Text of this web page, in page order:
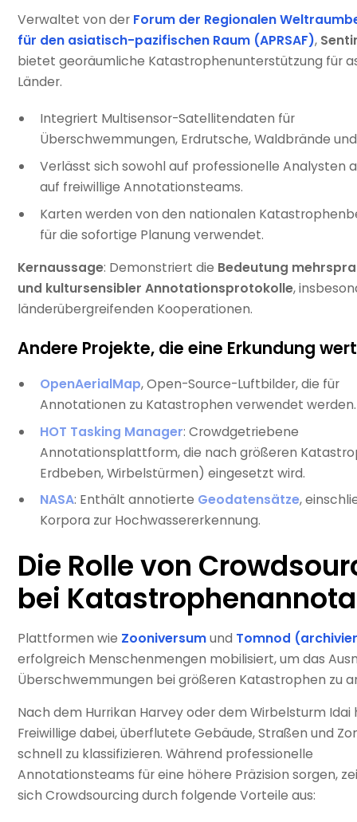
Verwaltet von der Forum der Regionalen
für den asiatisch-pazifischen Raum (APRSAF),
bietet georäumliche Katastrophenunterstützung für
Länder.
Integriert Multisensor-Satellitendaten für
Überschwemmungen, Erdrutsche, Waldbrände
Verlässt sich sowohl auf professionelle Analysten
auf freiwillige Annotationsteams.
Karten werden von den nationalen
für die sofortige Planung verwendet.
Kernaussage: Demonstriert die Bedeutung
und kultursensibler Annotationsprotokolle,
länderübergreifenden Kooperationen.
Andere Projekte, die eine Erkundung
OpenAerialMap, Open-Source-Luftbilder, die für
Annotationen zu Katastrophen verwendet werden.
HOT Tasking Manager: Crowdgetriebene
Annotationsplattform, die nach größeren
Erdbeben, Wirbelstürmen) eingesetzt wird.
NASA: Enthält annotierte Geodatensätze,
Korpora zur Hochwassererkennung.
Die Rolle von
bei
Plattformen wie Zooniversumund Tomnod
erfolgreich Menschenmengen mobilisiert, um das
Überschwemmungen bei größeren Katastrophen zu
Nach dem Hurrikan Harvey oder dem Wirbelsturm Idai
Freiwillige dabei, überflutete Gebäude, Straßen und
schnell zu klassifizieren. Während professionelle
Annotationsteams für eine höhere Präzision sorgen,
sich Crowdsourcing durch folgende Vorteile aus: